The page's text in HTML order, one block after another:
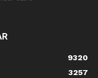
9320
3257